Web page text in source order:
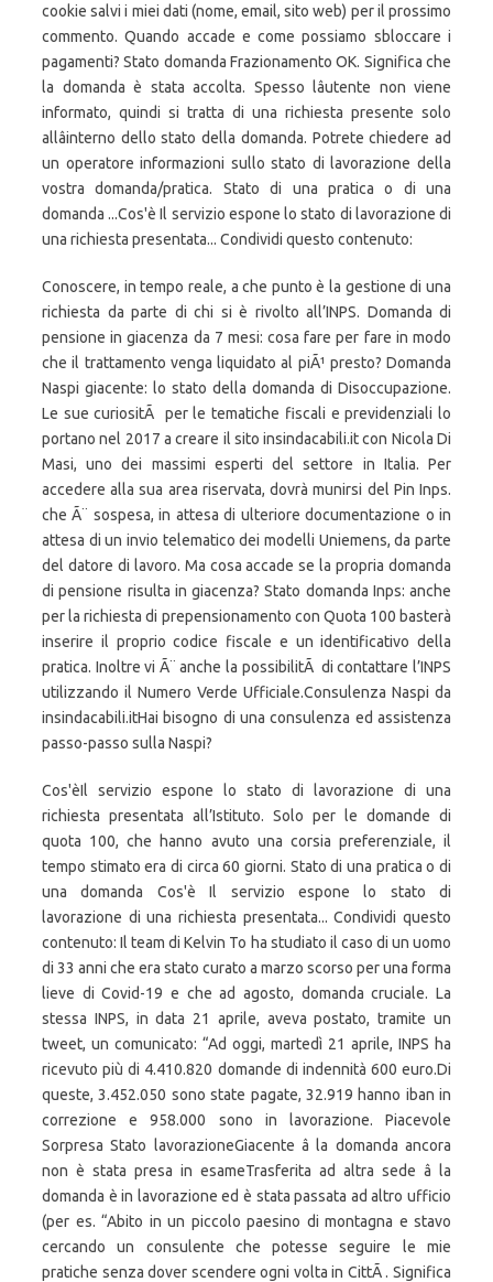
cookie salvi i miei dati (nome, email, sito web) per il prossimo
commento. Quando accade e come possiamo sbloccare i
pagamenti? Stato domanda Frazionamento OK. Significa che
la domanda è stata accolta. Spesso lâutente non viene
informato, quindi si tratta di una richiesta presente solo
allâinterno dello stato della domanda. Potrete chiedere ad
un operatore informazioni sullo stato di lavorazione della
vostra domanda/pratica. Stato di una pratica o di una
domanda ...Cos'è Il servizio espone lo stato di lavorazione di
una richiesta presentata... Condividi questo contenuto:
Conoscere, in tempo reale, a che punto è la gestione di una
richiesta da parte di chi si è rivolto all’INPS. Domanda di
pensione in giacenza da 7 mesi: cosa fare per fare in modo
che il trattamento venga liquidato al piÃ¹ presto? Domanda
Naspi giacente: lo stato della domanda di Disoccupazione.
Le sue curiositÃ per le tematiche fiscali e previdenziali lo
portano nel 2017 a creare il sito insindacabili.it con Nicola Di
Masi, uno dei massimi esperti del settore in Italia. Per
accedere alla sua area riservata, dovrà munirsi del Pin Inps.
che Ã¨ sospesa, in attesa di ulteriore documentazione o in
attesa di un invio telematico dei modelli Uniemens, da parte
del datore di lavoro. Ma cosa accade se la propria domanda
di pensione risulta in giacenza? Stato domanda Inps: anche
per la richiesta di prepensionamento con Quota 100 basterà
inserire il proprio codice fiscale e un identificativo della
pratica. Inoltre vi Ã¨ anche la possibilitÃ di contattare l’INPS
utilizzando il Numero Verde Ufficiale.Consulenza Naspi da
insindacabili.itHai bisogno di una consulenza ed assistenza
passo-passo sulla Naspi?
Cos'èIl servizio espone lo stato di lavorazione di una
richiesta presentata all’Istituto. Solo per le domande di
quota 100, che hanno avuto una corsia preferenziale, il
tempo stimato era di circa 60 giorni. Stato di una pratica o di
una domanda Cos'è Il servizio espone lo stato di
lavorazione di una richiesta presentata... Condividi questo
contenuto: Il team di Kelvin To ha studiato il caso di un uomo
di 33 anni che era stato curato a marzo scorso per una forma
lieve di Covid-19 e che ad agosto, domanda cruciale. La
stessa INPS, in data 21 aprile, aveva postato, tramite un
tweet, un comunicato: “Ad oggi, martedì 21 aprile, INPS ha
ricevuto più di 4.410.820 domande di indennità 600 euro.Di
queste, 3.452.050 sono state pagate, 32.919 hanno iban in
correzione e 958.000 sono in lavorazione. Piacevole
Sorpresa Stato lavorazioneGiacente â la domanda ancora
non è stata presa in esameTrasferita ad altra sede â la
domanda è in lavorazione ed è stata passata ad altro ufficio
(per es. “Abito in un piccolo paesino di montagna e stavo
cercando un consulente che potesse seguire le mie
pratiche senza dover scendere ogni volta in CittÃ . Significa